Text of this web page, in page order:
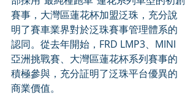
賽事，大灣區蓮花杯加盟泛珠，充分說
明了賽車業界對於泛珠賽事管理體系的
認同。從去年開始，FRD LMP3、MINI
亞洲挑戰賽、大灣區蓮花杯系列賽事的
積極參與，充分証明了泛珠平台優異的
商業價值。